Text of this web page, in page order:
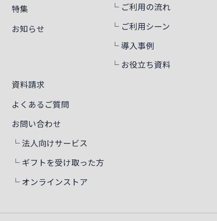
特集
お知らせ
└ ご利用の流れ
└ ご利用シーン
└ 導入事例
└ お役立ち資料
資料請求
よくあるご質問
お問い合わせ
└ 法人向けサービス
└ ギフトを受け取った方
└ オンラインストア